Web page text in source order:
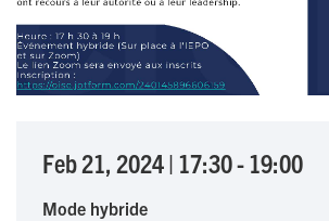
Feb 21, 2024| 17:30-19:00
Mode hybride